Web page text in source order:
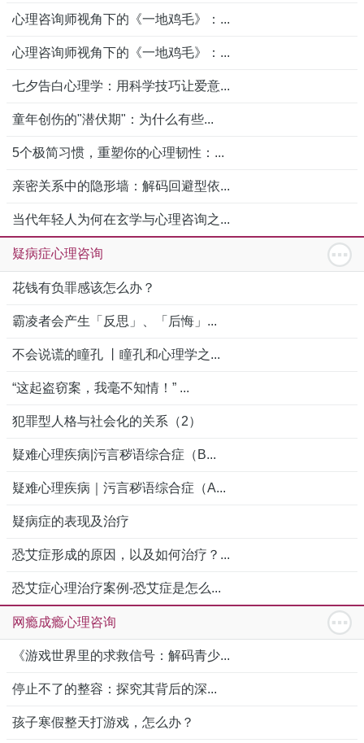
心理咨询师视角下的《一地鸡毛》：...
心理咨询师视角下的《一地鸡毛》：...
七夕告白心理学：用科学技巧让爱意...
童年创伤的"潜伏期"：为什么有些...
5个极简习惯，重塑你的心理韧性：...
亲密关系中的隐形墙：解码回避型依...
当代年轻人为何在玄学与心理咨询之...
疑病症心理咨询
花钱有负罪感该怎么办？
霸凌者会产生「反思」、「后悔」...
不会说谎的瞳孔 丨瞳孔和心理学之...
“这起盗窃案，我毫不知情！” ...
犯罪型人格与社会化的关系（2）
疑难心理疾病|污言秽语综合症（B...
疑难心理疾病｜污言秽语综合症（A...
疑病症的表现及治疗
恐艾症形成的原因，以及如何治疗？...
恐艾症心理治疗案例-恐艾症是怎么...
网瘾成瘾心理咨询
《游戏世界里的求救信号：解码青少...
停止不了的整容：探究其背后的深...
孩子寒假整天打游戏，怎么办？